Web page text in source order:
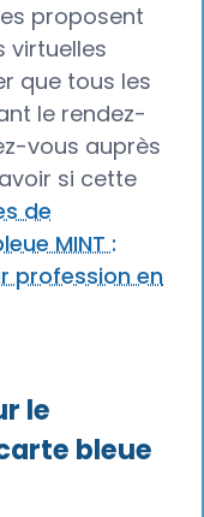
proposent
virtuelles
que tous les
le rendez-
vous auprès
si cette
de
MINT :
profession en
le
bleue